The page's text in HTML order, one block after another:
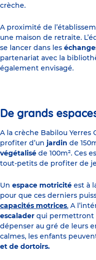
crèche.
A proximité de
une maison de retraite.
se lancer dans les
partenariat avec la
également envisagé.
De grands
A la crèche Babilou Yerres
profiter d’un jardin de
végétalisé de 100m². Ces
tout-petits de profiter de
Un espace motricité est à
pour que ces derniers
capacités motrices. A
escalader qui permettront
dépenser au gré de leurs
calmes, les enfants
et de dortoirs.